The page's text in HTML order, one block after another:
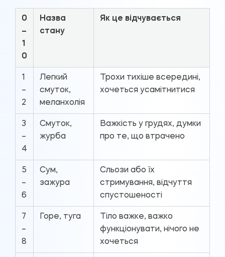
0
–
1
0
Назва
стану
Як це відчувається
1
–
2
Легкий
смуток,
меланхолія
Трохи тихіше всередині,
хочеться усамітнитися
3
–
4
Смуток,
журба
Важкість у грудях, думки
про те, що втрачено
5
–
6
Сум,
зажура
Сльози або їх
стримування, відчуття
спустошеності
7
–
8
Горе, туга
Тіло важке, важко
функціонувати, нічого не
хочеться